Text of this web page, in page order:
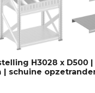
H3028 x D500
| schuine